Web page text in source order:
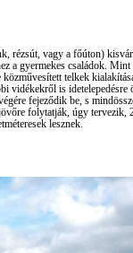
rézsút, vagy a főúton)
a gyermekes családok.
telkek
vidékekről is idetelepedésre
fejeződik be, s
folytatják, úgy tervezik,
lesznek.